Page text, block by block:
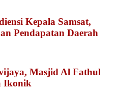
Kepala Samsat,
Pendapatan Daerah
Masjid Al Fathul
Ikonik